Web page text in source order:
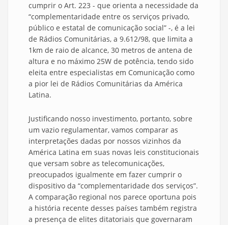
cumprir o Art. 223 - que orienta a necessidade da
“complementaridade entre os serviços privado,
público e estatal de comunicação social” -, é a lei
de Rádios Comunitárias, a 9.612/98, que limita a
1km de raio de alcance, 30 metros de antena de
altura e no máximo 25W de potência, tendo sido
eleita entre especialistas em Comunicação como
a pior lei de Rádios Comunitárias da América
Latina.
Justificando nosso investimento, portanto, sobre
um vazio regulamentar, vamos comparar as
interpretações dadas por nossos vizinhos da
América Latina em suas novas leis constitucionais
que versam sobre as telecomunicações,
preocupados igualmente em fazer cumprir o
dispositivo da “complementaridade dos serviços”.
A comparação regional nos parece oportuna pois
a história recente desses países também registra
a presença de elites ditatoriais que governaram